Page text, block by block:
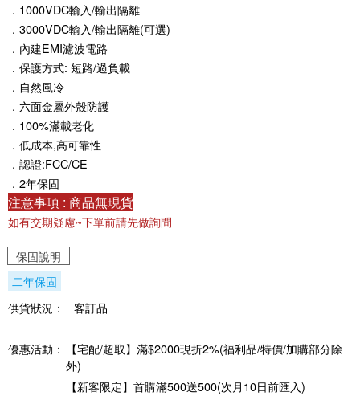
．1000VDC輸入/輸出隔離
．3000VDC輸入/輸出隔離(可選)
．內建EMI濾波電路
．保護方式: 短路/過負載
．自然風冷
．六面金屬外殼防護
．100%滿載老化
．低成本,高可靠性
．認證:FCC/CE
．2年保固
注意事項 : 商品無現貨
如有交期疑慮~下單前請先做詢問
保固說明
二年保固
供貨狀況：
客訂品
優惠活動：
【宅配/超取】滿$2000現折2%(福利品/特價/加購部分除
外)
【新客限定】首購滿500送500(次月10日前匯入)